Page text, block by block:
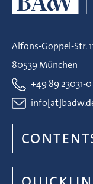
Alfons-Goppel-Str.
80539 München
+49 89 23031-0